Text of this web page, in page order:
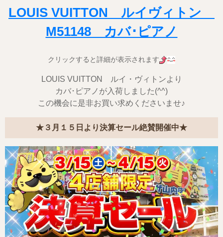
LOUIS VUITTON ルイヴィトン
M51148 カバ･ピアノ
クリックすると詳細が表示されます
LOUIS VUITTON ルイ・ヴィトンより
カバ･ピアノが入荷しました(^^)
この機会に是非お買い求めくださいませ♪
★３月１５日より決算セール絶賛開催中★